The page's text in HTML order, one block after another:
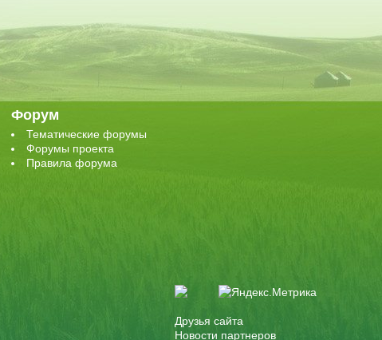
Форум
Тематические форумы
Форумы проекта
Правила форума
Друзья сайта
Новости партнеров